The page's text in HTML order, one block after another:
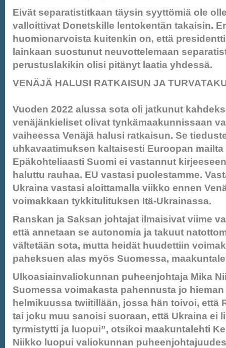
Eivät separatistitkaan täysin syyttömiä ole
valloittivat Donetskille lentokentän takaisin.
huomionarvoista kuitenkin on, että
lainkaan suostunut neuvottelemaan
perustuslakikin olisi pitänyt laatia yhdessä.
VENÄJÄ HALUSI RATKAISUN JA
Vuoden 2022 alussa sota oli jatkunut
venäjänkieliset olivat tynkämaakunnissaan
vaiheessa Venäjä halusi ratkaisun. Se
uhkavaatimuksen kaltaisesti Euroopan
Epäkohteliaasti Suomi ei vastannut
haluttu rauhaa. EU vastasi puolestamme.
Ukraina vastasi aloittamalla viikko ennen
voimakkaan tykkitulituksen Itä-Ukrainassa.
Ranskan ja Saksan johtajat ilmaisivat viime
että annetaan se autonomia ja takuut
vältetään sota, mutta heidät huudettiin
paheksuen alas myös Suomessa,
Ulkoasiainvaliokunnan puheenjohtaja Mika
Suomessa voimakasta pahennusta jo
helmikuussa twiitillään, jossa hän toivoi, että
tai joku muu sanoisi suoraan, että Ukraina ei
tyrmistytti ja luopui”, otsikoi maakuntalehti
Niikko luopui valiokunnan